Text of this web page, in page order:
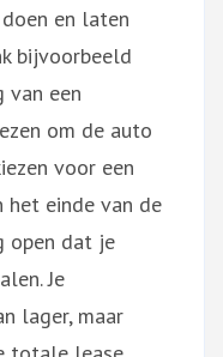
en laten
bijvoorbeeld
van een
om de auto
voor een
einde van de
open dat je
Je
lager, maar